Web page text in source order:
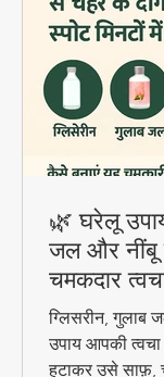
🌿 घरेलू
जल और नींबू
चमकदार
ग्लिसरीन, गुलाब